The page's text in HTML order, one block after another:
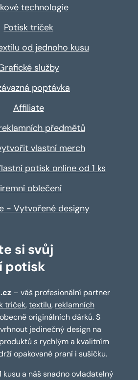
technologie
Potisk triček
od jednoho kusu
služby
poptávka
Affiliate
předmětů
vlastní merch
potisk online od 1 ks
oblečení
- Vytvořené designy
si svůj
potisk
– váš profesionální partner
triček,textilu, reklamních
originálních dárků. S
jedinečný design na
s rychlým a kvalitním
opakované praní i sušičku.
kusu a náš snadno ovladatelný